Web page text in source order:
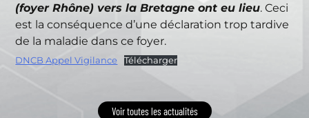
(foyer Rhône) vers la Bretagne ont eu lieu. Ceci
est la conséquence d’une déclaration trop tardive
de la maladie dans ce foyer.
DNCB Appel Vigilance Télécharger
Voir toutes les actualités